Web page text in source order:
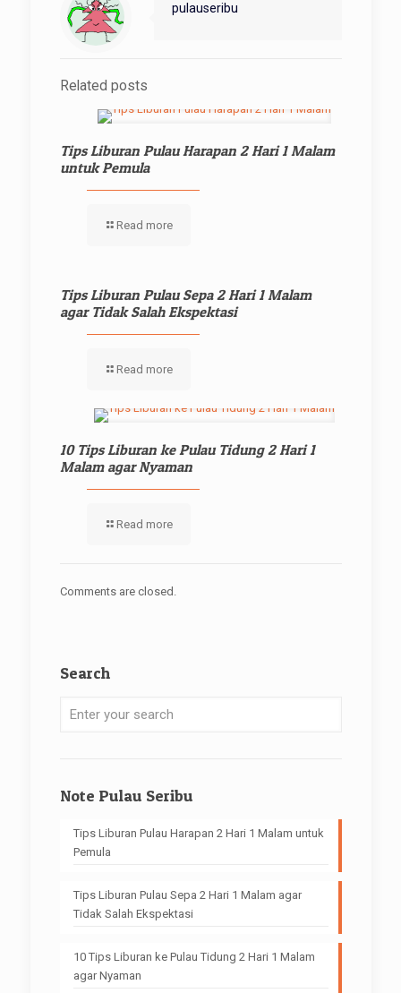
pulauseribu
Related posts
Tips Liburan Pulau Harapan 2 Hari 1 Malam
untuk Pemula
Read more
Tips Liburan Pulau Sepa 2 Hari 1 Malam
agar Tidak Salah Ekspektasi
Read more
10 Tips Liburan ke Pulau Tidung 2 Hari 1
Malam agar Nyaman
Read more
Comments are closed.
Search
Note Pulau Seribu
Tips Liburan Pulau Harapan 2 Hari 1 Malam untuk
Pemula
Tips Liburan Pulau Sepa 2 Hari 1 Malam agar
Tidak Salah Ekspektasi
10 Tips Liburan ke Pulau Tidung 2 Hari 1 Malam
agar Nyaman